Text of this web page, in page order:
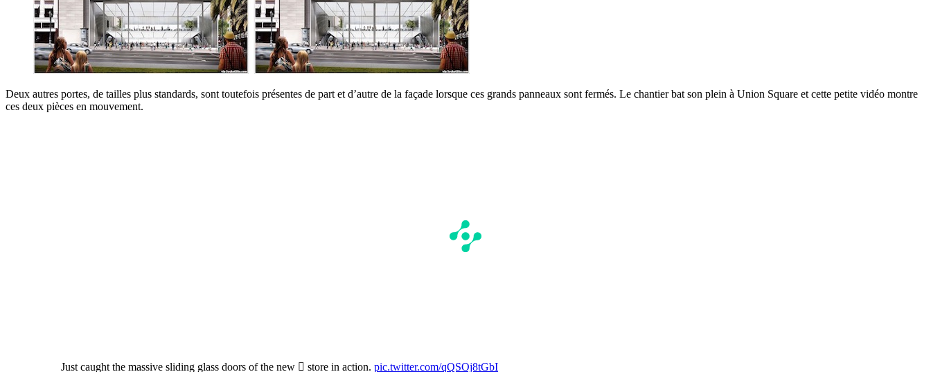
Deux autres portes, de tailles plus standards, sont toutefois présentes de part et d’autre de la façade lorsque ces grands panneaux sont fermés. Le chantier bat son plein à Union Square et cette petite vidéo montre
ces deux pièces en mouvement.
Just caught the massive sliding glass doors of the new  store in action. pic.twitter.com/qQSOj8tGbI